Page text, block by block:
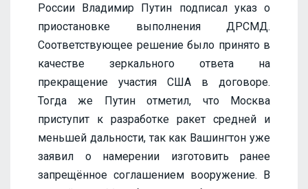
России Владимир Путин подписал указ о
приостановке выполнения ДРСМД.
Соответствующее решение было принято в
качестве зеркального ответа на
прекращение участия США в договоре.
Тогда же Путин отметил, что Москва
приступит к разработке ракет средней и
меньшей дальности, так как Вашингтон уже
заявил о намерении изготовить ранее
запрещённое соглашением вооружение. В